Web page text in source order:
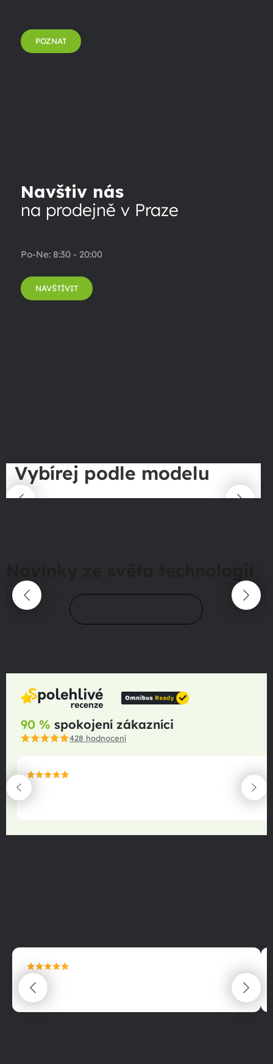
POZNAT
Navštiv nás
na prodejně v Praze
Po-Ne: 8:30 - 20:00
NAVŠTÍVIT
Vybírej podle modelu
90 % spokojení zákazníci
428 hodnocení
maximální spokojenost
22.06.2025
maximální spokojenost
22.06.2025